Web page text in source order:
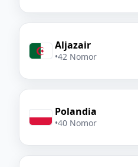
Aljazair
•42 Nomor
Polandia
•40 Nomor